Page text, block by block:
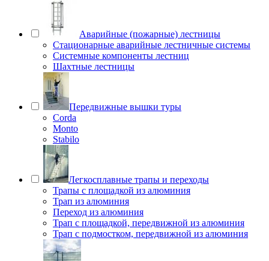
Аварийные (пожарные) лестницы
Стационарные аварийные лестничные системы
Системные компоненты лестниц
Шахтные лестницы
Передвижные вышки туры
Corda
Monto
Stabilo
Легкосплавные трапы и переходы
Трапы с площадкой из алюминия
Трап из алюминия
Переход из алюминия
Трап с площадкой, передвижной из алюминия
Трап с подмостком, передвижной из алюминия